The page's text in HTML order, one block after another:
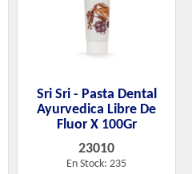
Sri Sri - Pasta Dental
Ayurvedica Libre De
Fluor X 100Gr
23010
En Stock: 235